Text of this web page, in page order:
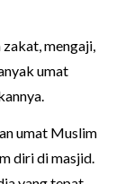
mengaji,
umat
umat Muslim
diri di masjid.